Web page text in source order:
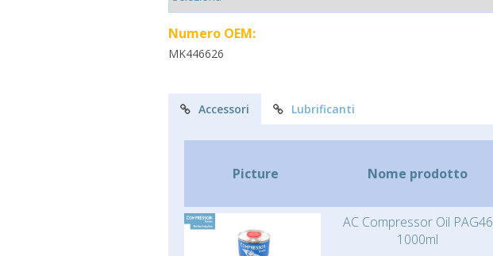
Numero OEM:
MK446626
Accessori Lubrificanti
Picture Nome prodotto
AC Compressor Oil PAG46
1000ml